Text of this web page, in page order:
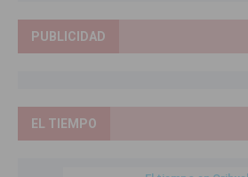
PUBLICIDAD
EL TIEMPO